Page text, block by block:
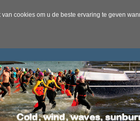
cookies om u de beste ervaring te geven